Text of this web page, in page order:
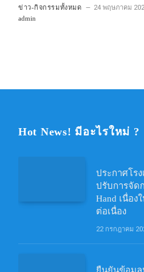
ข่าว-กิจกรรมทั้งหมด 24 พฤษภาคม
admin
Hot News! มีอะไรใหม่ ?
ประกาศโร
ปรับการจัด
Hand เนื่อ
ต่อเนื่อง
22 กรกฎาคม